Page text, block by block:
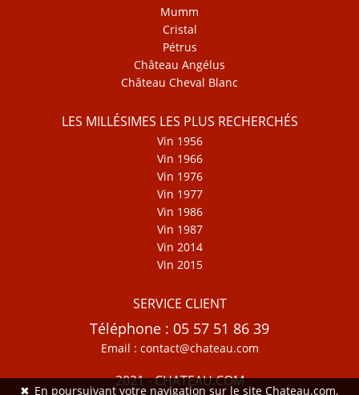
Mumm
Cristal
Pétrus
Château Angélus
Château Cheval Blanc
LES MILLÉSIMES LES PLUS RECHERCHÉS
Vin 1956
Vin 1966
Vin 1976
Vin 1977
Vin 1986
Vin 1987
Vin 2014
Vin 2015
SERVICE CLIENT
Téléphone : 05 57 51 86 39
Email : contact@chateau.com
2021 - CHATEAU.COM
✖ En poursuivant votre navigation sur le site Chateau.com,